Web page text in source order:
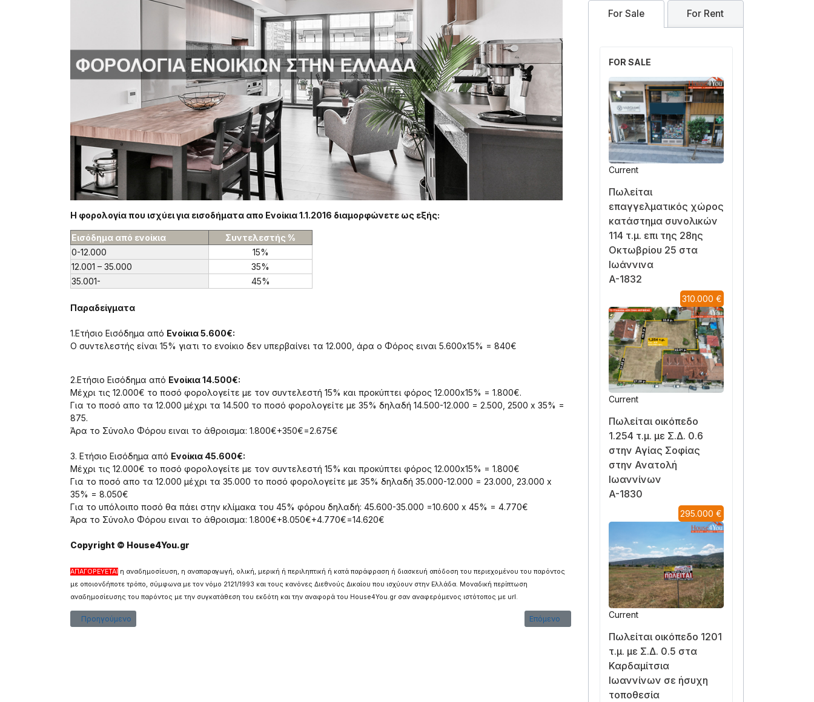
Η φορολογία που ισχύει για εισοδήματα απο Ενοίκια 1.1.2016 διαμορφώνετε ως εξής:
Εισόδημα από ενοίκια
Συντελεστής %
0-12.000
15%
12.001 – 35.000
35%
35.001-
45%
Παραδείγματα
1.Ετήσιο Εισόδημα από Ενοίκια 5.600€:
Ο συντελεστής είναι 15% γιατι το ενοίκιο δεν υπερβαίνει τα 12.000, άρα ο Φόρος ειναι 5.600x15% = 840€
2.Ετήσιο Εισόδημα από Ενοίκια 14.500€:
Μέχρι τις 12.000€ το ποσό φορολογείτε με τον συντελεστή 15% και προκύπτει φόρος 12.000x15% = 1.800€.
Για το ποσό απο τα 12.000 μέχρι τα 14.500 το ποσό φορολογείτε με 35% δηλαδή 14.500-12.000 = 2.500, 2500 x 35% =
875.
Άρα το Σύνολο Φόρου ειναι το άθροισμα: 1.800€+350€=2.675€
3. Ετήσιο Εισόδημα από Ενοίκια 45.600€:
Μέχρι τις 12.000€ το ποσό φορολογείτε με τον συντελεστή 15% και προκύπτει φόρος 12.000x15% = 1.800€
Για το ποσό απο τα 12.000 μέχρι τα 35.000 το ποσό φορολογείτε με 35% δηλαδή 35.000-12.000 = 23.000, 23.000 x
35% = 8.050€
Για το υπόλοιπο ποσό θα πάει στην κλίμακα του 45% φόρου δηλαδή: 45.600-35.000 =10.600 x 45% = 4.770€
Άρα το Σύνολο Φόρου ειναι το άθροισμα: 1.800€+8.050€+4.770€=14.620€
Copyright © House4You.gr
ΑΠΑΓΟΡΕΥΕΤΑΙ η αναδημοσίευση, η αναπαραγωγή, ολική, μερική ή περιληπτική ή κατά παράφραση ή διασκευή απόδοση του περιεχομένου του παρόντος
με οποιονδήποτε τρόπο, σύμφωνα με τον νόμο 2121/1993 και τους κανόνες Διεθνούς Δικαίου που ισχύουν στην Ελλάδα. Μοναδική περίπτωση
αναδημοσίευσης του παρόντος με την συγκατάθεση του εκδότη και την αναφορά του House4You.gr σαν αναφερόμενος ιστότοπος με url.
Προηγούμενο άρθρο: Μεσιτικό Γραφείο Ιωάννινα
Προηγούμενο Επόμενο άρθρο: Συμβουλές για Αγορά Ακινήτου
Επόμενο
For Sale For Rent
FOR SALE
Current
Πωλείται
επαγγελματικός χώρος
κατάστημα συνολικών
114 τ.μ. επι της 28ης
Οκτωβρίου 25 στα
Ιωάννινα
A-1832
310.000 €
Current
Πωλείται οικόπεδο
1.254 τ.μ. με Σ.Δ. 0.6
στην Αγίας Σοφίας
στην Ανατολή
Ιωαννίνων
A-1830
295.000 €
Current
Πωλείται οικόπεδο 1201
τ.μ. με Σ.Δ. 0.5 στα
Καρδαμίτσια
Ιωαννίνων σε ήσυχη
τοποθεσία